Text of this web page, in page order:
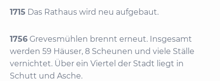
1715 Das Rathaus wird neu aufgebaut.
1756 Grevesmühlen brennt erneut. Insgesamt
werden 59 Häuser, 8 Scheunen und viele Ställe
vernichtet. Über ein Viertel der Stadt liegt in
Schutt und Asche.